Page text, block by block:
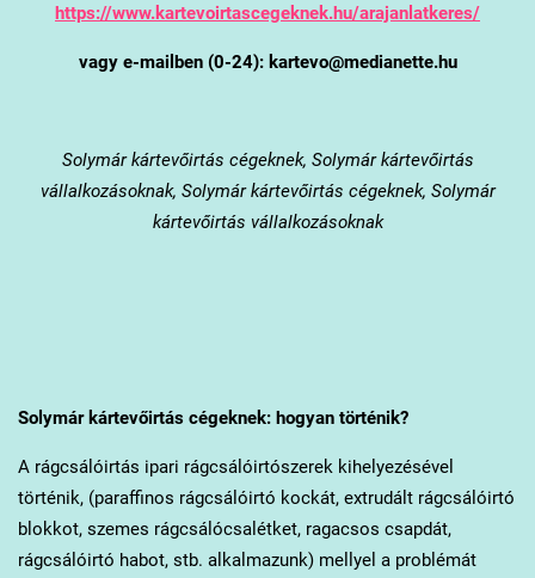
https://www.kartevoirtascegeknek.hu/arajanlatkeres/
vagy e-mailben (0-24): kartevo@medianette.hu
Solymárkártevőirtás cégeknek, Solymár kártevőirtás
vállalkozásoknak, Solymár kártevőirtás cégeknek, Solymár
kártevőirtás vállalkozásoknak
Solymárkártevőirtás cégeknek: hogyan történik?
A rágcsálóirtás ipari rágcsálóirtószerek kihelyezésével
történik, (paraffinos rágcsálóirtó kockát, extrudált rágcsálóirtó
blokkot, szemes rágcsálócsalétket, ragacsos csapdát,
rágcsálóirtó habot, stb. alkalmazunk) mellyel a problémát